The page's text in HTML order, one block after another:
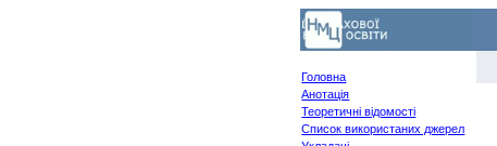
Головна
Анотація
Теоретичні відомості
Список використаних джерел